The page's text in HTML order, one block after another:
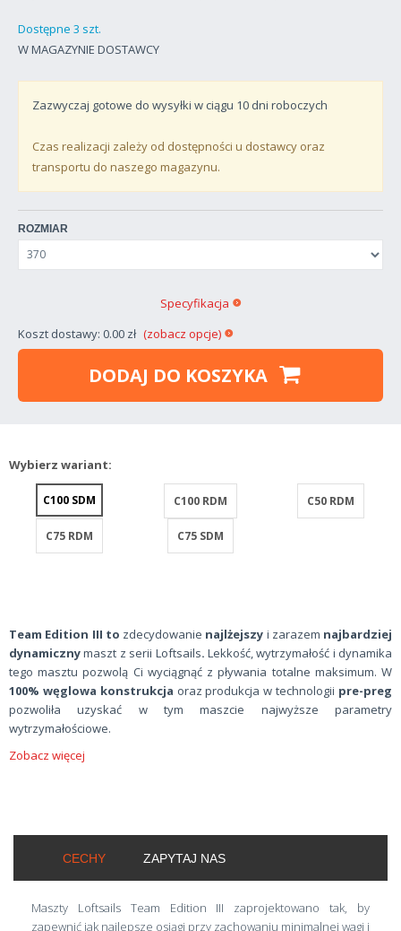
Dostępne 3 szt.
W MAGAZYNIE DOSTAWCY
Zazwyczaj gotowe do wysyłki w ciągu 10 dni roboczych
Czas realizacji zależy od dostępności u dostawcy oraz
transportu do naszego magazynu.
ROZMIAR
Koszt dostawy: 0.00 zł (zobacz opcje)
Specyfikacja
DODAJ DO KOSZYKA
Wybierz wariant:
C100 SDM C100 RDM C50 RDM
C75 RDM C75 SDM
Team Edition III to zdecydowanie najlżejszy i zarazem najbardziej
dynamicznymaszt z serii Loftsails. Lekkość, wytrzymałość i dynamika
tego masztu pozwolą Ci wyciągnąć z pływania totalne maksimum. W
100% węglowa konstrukcja oraz produkcja w technologii pre-preg
pozwoliła uzyskać w tym maszcie najwyższe parametry
wytrzymałościowe.
Zobacz więcej
CECHY ZAPYTAJ NAS
Maszty Loftsails Team Edition III zaprojektowano tak, by
zapewnić jak najlepsze osiągi przy zachowaniu minimalnej wagi i